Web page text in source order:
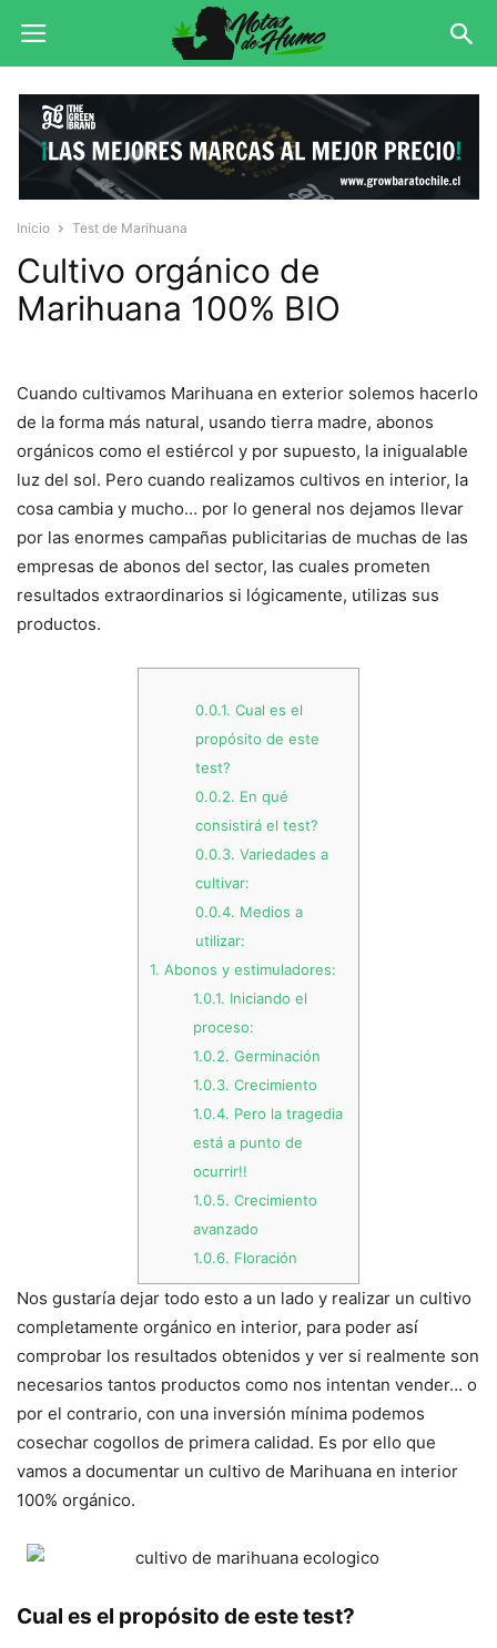
Inicio Test de Marihuana
Cultivo orgánico de
Marihuana 100% BIO
Cuando cultivamos Marihuana en exterior solemos hacerlo
de la forma más natural, usando tierra madre, abonos
orgánicos como el estiércol y por supuesto, la inigualable
luz del sol. Pero cuando realizamos cultivos en interior, la
cosa cambia y mucho… por lo general nos dejamos llevar
por las enormes campañas publicitarias de muchas de las
empresas de abonos del sector, las cuales prometen
resultados extraordinarios si lógicamente, utilizas sus
productos.
0.0.1. Cual es el
propósito de este
test?
0.0.2. En qué
consistirá el test?
0.0.3. Variedades a
cultivar:
0.0.4. Medios a
utilizar:
1. Abonos y estimuladores:
1.0.1. Iniciando el
proceso:
1.0.2. Germinación
1.0.3. Crecimiento
1.0.4. Pero la tragedia
está a punto de
ocurrir!!
1.0.5. Crecimiento
avanzado
1.0.6. Floración
Nos gustaría dejar todo esto a un lado y realizar un cultivo
completamente orgánico en interior, para poder así
comprobar los resultados obtenidos y ver si realmente son
necesarios tantos productos como nos intentan vender… o
por el contrario, con una inversión mínima podemos
cosechar cogollos de primera calidad. Es por ello que
vamos a documentar un cultivo de Marihuana en interior
100% orgánico.
Cual es el propósito de este test?